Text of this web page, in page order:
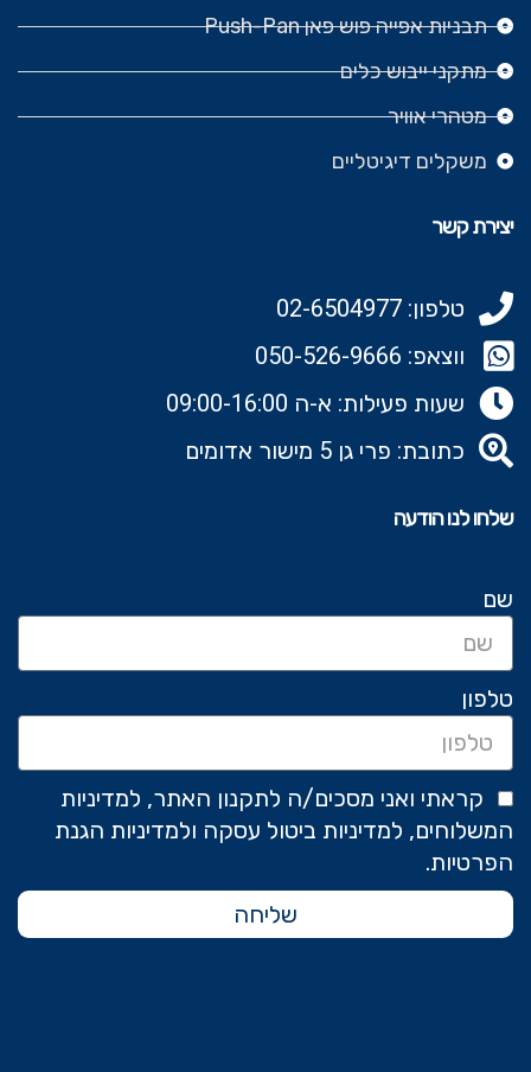
תבניות אפייה פוש פאן Push-Pan
מתקני ייבוש כלים
מטהרי אוויר
משקלים דיגיטליים
יצירת קשר
טלפון: 02-6504977
ווצאפ: 050-526-9666‬
שעות פעילות: א-ה 09:00-16:00
כתובת: פרי גן 5 מישור אדומים
שלחו לנו הודעה
שם
טלפון
קראתי ואני מסכים/ה לתקנון האתר, למדיניות
המשלוחים, למדיניות ביטול עסקה ולמדיניות הגנת
הפרטיות.
שליחה